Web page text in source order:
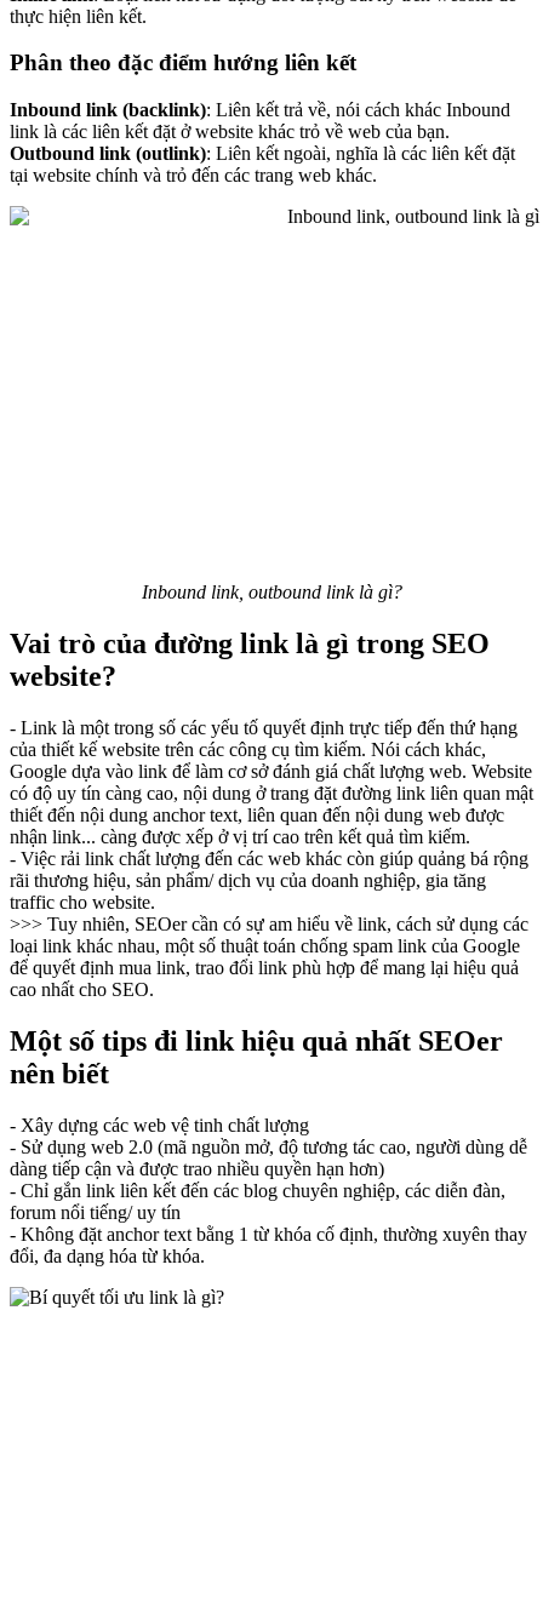
thực hiện liên kết.
Phân theo đặc điểm hướng liên kết
Inbound link (backlink): Liên kết trả về, nói cách khác Inbound
link là các liên kết đặt ở website khác trỏ về web của bạn.
Outbound link (outlink): Liên kết ngoài, nghĩa là các liên kết đặt
tại website chính và trỏ đến các trang web khác.
Inbound link, outbound link là gì?
Vai trò của đường link là gì trong SEO
website?
- Link là một trong số các yếu tố quyết định trực tiếp đến thứ hạng
của thiết kế website trên các công cụ tìm kiếm. Nói cách khác,
Google dựa vào link để làm cơ sở đánh giá chất lượng web. Website
có độ uy tín càng cao, nội dung ở trang đặt đường link liên quan mật
thiết đến nội dung anchor text, liên quan đến nội dung web được
nhận link... càng được xếp ở vị trí cao trên kết quả tìm kiếm.
- Việc rải link chất lượng đến các web khác còn giúp quảng bá rộng
rãi thương hiệu, sản phẩm/ dịch vụ của doanh nghiệp, gia tăng
traffic cho website.
>>> Tuy nhiên, SEOer cần có sự am hiểu về link, cách sử dụng các
loại link khác nhau, một số thuật toán chống spam link của Google
để quyết định mua link, trao đổi link phù hợp để mang lại hiệu quả
cao nhất cho SEO.
Một số tips đi link hiệu quả nhất SEOer
nên biết
- Xây dựng các web vệ tinh chất lượng
- Sử dụng web 2.0 (mã nguồn mở, độ tương tác cao, người dùng dễ
dàng tiếp cận và được trao nhiều quyền hạn hơn)
- Chỉ gắn link liên kết đến các blog chuyên nghiệp, các diễn đàn,
forum nổi tiếng/ uy tín
- Không đặt anchor text bằng 1 từ khóa cố định, thường xuyên thay
đổi, đa dạng hóa từ khóa.